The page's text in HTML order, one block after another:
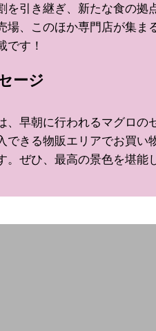
を引き継ぎ、新たな食の
場、このほか専門店が集
です！
ージ
、早朝に行われるマグロ
できる物販エリアでお買
。ぜひ、最高の景色を堪能